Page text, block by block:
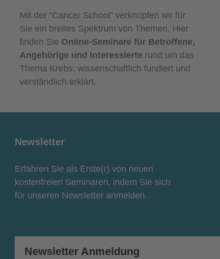
Mit der “Cancer School” verknüpfen wir für
Sie ein breites Spektrum von Themen. Hier
finden Sie Online-Seminare für Betroffene,
Angehörige und Interessierte rund um das
Thema Krebs, wissenschaftlich fundiert und
verständlich erklärt.
Newsletter
Erfahren Sie als Erste(r) von neuen
kostenfreien Seminaren, indem Sie sich
für unseren Newsletter anmelden.
Newsletter Anmeldung